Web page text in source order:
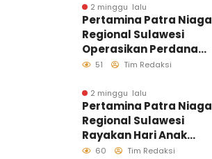
2 minggu lalu
Pertamina Patra Niaga
Regional Sulawesi
Operasikan Perdana
Ship to Ship
Distribusi B50 di
Kawasan Timur
Sulawesi
51 Tim Redaksi
2 minggu lalu
Pertamina Patra Niaga
Regional Sulawesi
Rayakan Hari Anak
Nasional Melalui
60 Tim Redaksi